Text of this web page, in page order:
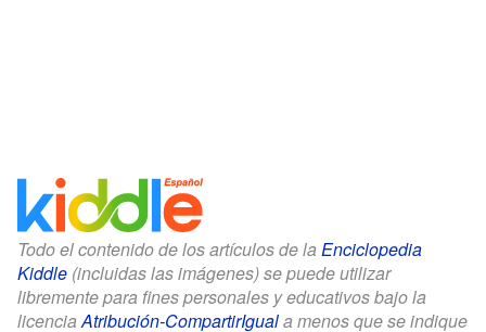
Todo el contenido de los artículos de la Enciclopedia
Kiddle (incluidas las imágenes) se puede utilizar
libremente para fines personales y educativos bajo la
licenciaAtribución-CompartirIguala menos que se indique